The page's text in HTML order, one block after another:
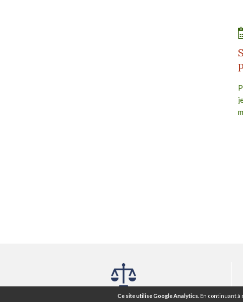
Ce site utilise Google Analytics.En continuant à
Mentions légales ® CGU CGV